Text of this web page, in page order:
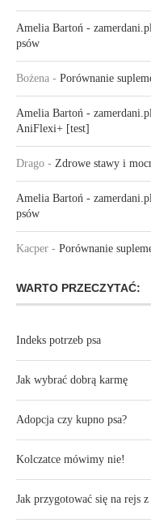
Amelia Bartoń - zamerdani.pl
psów
Bożena - Porównanie
Amelia Bartoń - zamerdani.pl
AniFlexi+ [test]
Drago - Zdrowe stawy i
Amelia Bartoń - zamerdani.pl
psów
Kacper - Porównanie
WARTO PRZECZYTAĆ:
Indeks potrzeb psa
Jak wybrać dobrą karmę
Adopcja czy kupno psa?
Kolczatce mówimy nie!
Jak przygotować się na rejs z